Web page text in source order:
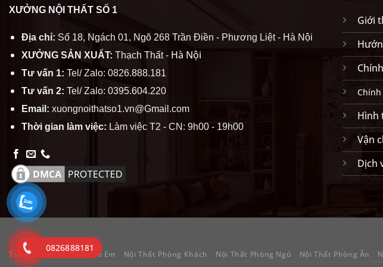
XƯỞNG NỘI THẤT SỐ 1
Địa chỉ: Số 18, Ngách 01, Ngõ 268 Trần Điền - Phương Liệt - Hà Nội
XƯỞNG SẢN XUẤT: Thạch Thất -Hà Nội
Tư vấn 1: Tel/ Zalo: 0826.888.181
Tư vấn 2: Tel/ Zalo: 0395.604.220
Email: xuongnoithatso1.vn@Gmail.com
Thời gian làm việc: Làm việc T2 - CN: 9h00 - 19h00
Giới
Hình
Vận
Dịch
Trang chủ Nội Thất Trẻ Em Nội Thất Phòng Khách Nội Thất Phòng Ngủ Nội Thất Phòng Ăn
0826888181